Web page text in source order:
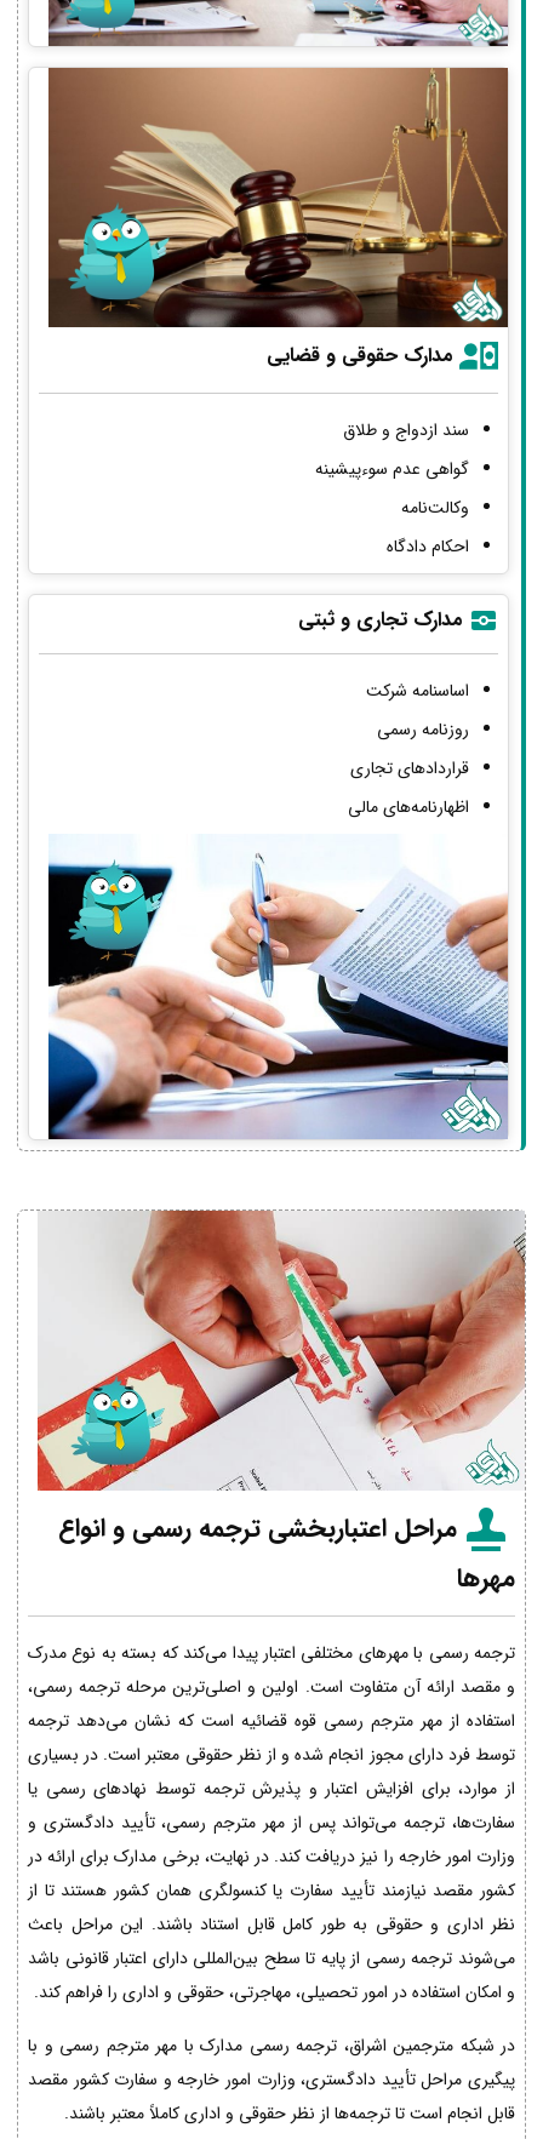
مدارک حقوقی و قضایی
سند ازدواج و طلاق
گواهی عدم سوءپیشینه
وکالت‌نامه
احکام دادگاه
مدارک تجاری و ثبتی
اساسنامه شرکت
روزنامه رسمی
قراردادهای تجاری
اظهارنامه‌های مالی
مراحل اعتباربخشی ترجمه رسمی و انواع
مهرها
ترجمه رسمی با مهرهای مختلفی اعتبار پیدا می‌کند که بسته به نوع مدرک
و مقصد ارائه آن متفاوت است. اولین و اصلی‌ترین مرحله ترجمه رسمی،
استفاده از مهر مترجم رسمی قوه قضائیه است که نشان می‌دهد ترجمه
توسط فرد دارای مجوز انجام شده و از نظر حقوقی معتبر است. در بسیاری
از موارد، برای افزایش اعتبار و پذیرش ترجمه توسط نهادهای رسمی یا
سفارت‌ها، ترجمه می‌تواند پس از مهر مترجم رسمی، تأیید دادگستری و
وزارت امور خارجه را نیز دریافت کند. در نهایت، برخی مدارک برای ارائه در
کشور مقصد نیازمند تأیید سفارت یا کنسولگری همان کشور هستند تا از
نظر اداری و حقوقی به طور کامل قابل استناد باشند. این مراحل باعث
می‌شوند ترجمه رسمی از پایه تا سطح بین‌المللی دارای اعتبار قانونی باشد
و امکان استفاده در امور تحصیلی، مهاجرتی، حقوقی و اداری را فراهم کند.
در شبکه مترجمین اشراق، ترجمه رسمی مدارک با مهر مترجم رسمی و با
پیگیری مراحل تأیید دادگستری، وزارت امور خارجه و سفارت کشور مقصد
قابل انجام است تا ترجمه‌ها از نظر حقوقی و اداری کاملاً معتبر باشند.